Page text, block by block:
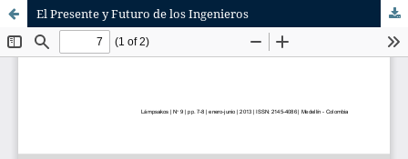
El Presente y Futuro de los Ingenieros